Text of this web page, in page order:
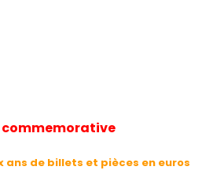
commemorative
ans de billets et pièces en euros